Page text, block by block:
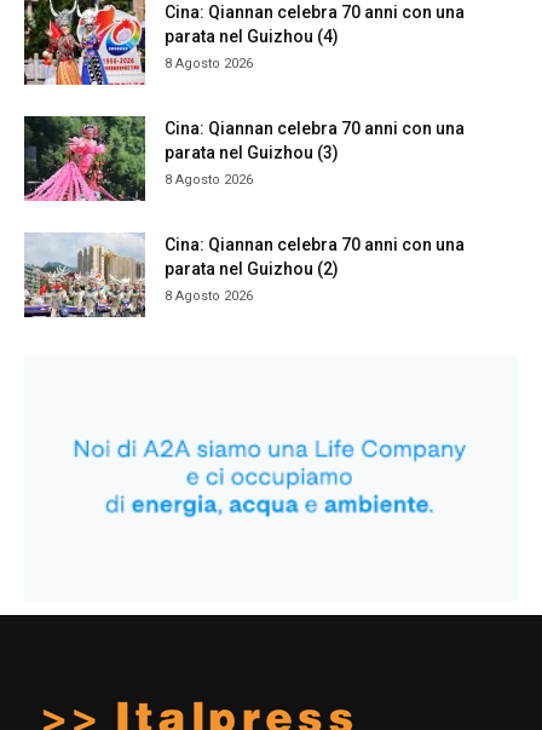
Cina: Qiannan celebra 70 anni con una
parata nel Guizhou (4)
8 Agosto 2026
Cina: Qiannan celebra 70 anni con una
parata nel Guizhou (3)
8 Agosto 2026
Cina: Qiannan celebra 70 anni con una
parata nel Guizhou (2)
8 Agosto 2026